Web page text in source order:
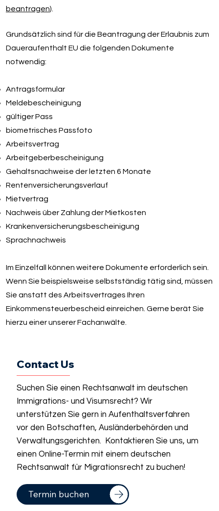
beantragen).
Grundsätzlich sind für die Beantragung der Erlaubnis zum
Daueraufenthalt EU die folgenden Dokumente
notwendig:
Antragsformular
Meldebescheinigung
gültiger Pass
biometrisches Passfoto
Arbeitsvertrag
Arbeitgeberbescheinigung
Gehaltsnachweise der letzten 6 Monate
Rentenversicherungsverlauf
Mietvertrag
Nachweis über Zahlung der Mietkosten
Krankenversicherungsbescheinigung
Sprachnachweis
Im Einzelfall können weitere Dokumente erforderlich sein.
Wenn Sie beispielsweise selbstständig tätig sind, müssen
Sie anstatt des Arbeitsvertrages Ihren
Einkommensteuerbescheid einreichen. Gerne berät Sie
hierzu einer unserer Fachanwälte.
Contact Us
Suchen Sie einen Rechtsanwalt im deutschen
Immigrations- und Visumsrecht? Wir
unterstützen Sie gern in Aufenthaltsverfahren
vor den Botschaften, Ausländerbehörden und
Verwaltungsgerichten. Kontaktieren Sie uns, um
einen Online-Termin mit einem deutschen
Rechtsanwalt für Migrationsrecht zu buchen!
Termin buchen